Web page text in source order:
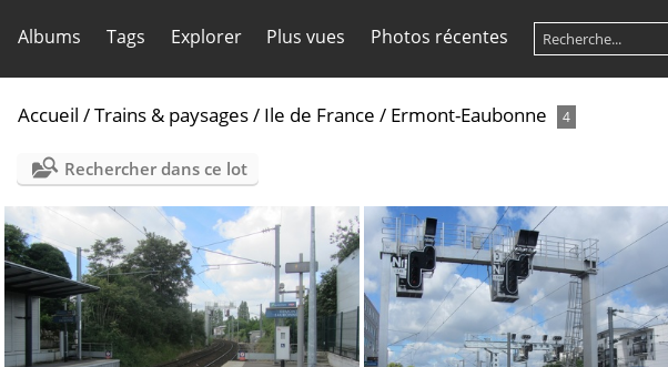
Albums Tags Explorer Plus vues Photos récentes
Accueil /Trains & paysages/ Ile de France / Ermont-Eaubonne 4
Rechercher dans ce lot